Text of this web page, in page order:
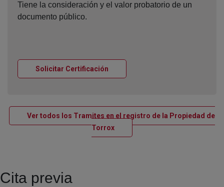
Tiene la consideración y el valor probatorio de un
documento público.
Solicitar Certificación
Ver todos los Tramites en el registro de la Propiedad de
TorroxVentana nueva
Cita previa